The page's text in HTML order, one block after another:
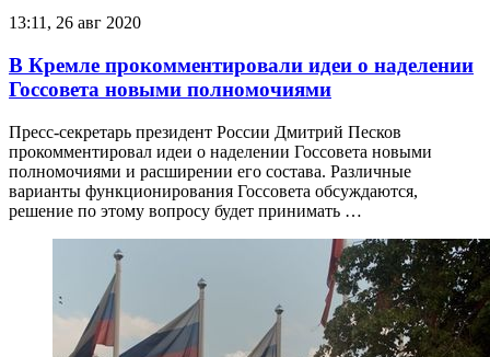
13:11, 26 авг 2020
В Кремле прокомментировали идеи о наделении
Госсовета новыми полномочиями
Пресс-секретарь президент России Дмитрий Песков
прокомментировал идеи о наделении Госсовета новыми
полномочиями и расширении его состава. Различные
варианты функционирования Госсовета обсуждаются,
решение по этому вопросу будет принимать …